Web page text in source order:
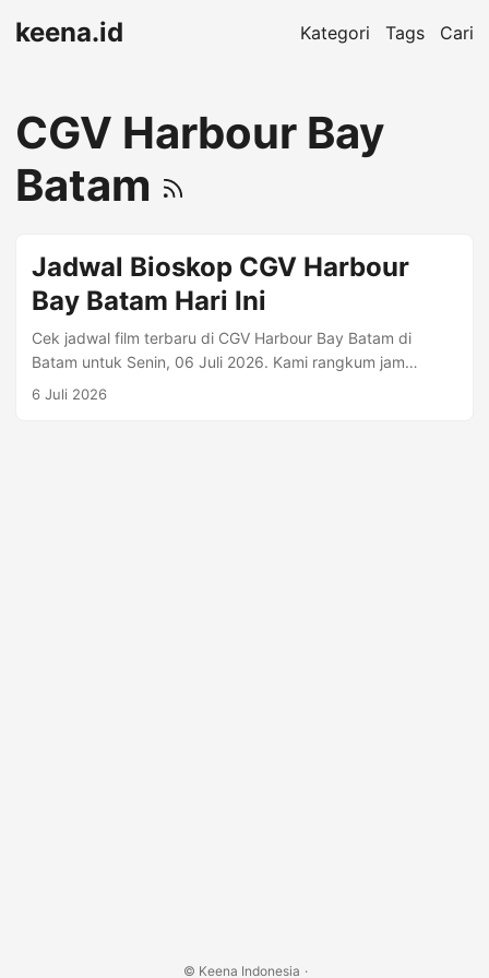
keena.id Kategori Tags Cari
CGV Harbour Bay
Batam
Jadwal Bioskop CGV Harbour
Bay Batam Hari Ini
Cek jadwal film terbaru di CGV Harbour Bay Batam di
Batam untuk Senin, 06 Juli 2026. Kami rangkum jam
tayang per format (mis. Regular 2D, Premiere, IMAX)
6 Juli 2026
© Keena Indonesia ·